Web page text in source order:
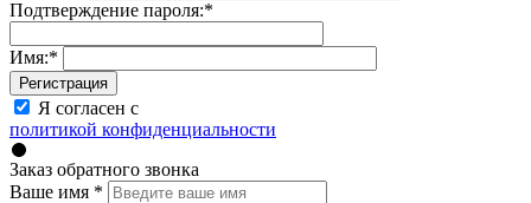
Подтверждение пароля:*
Имя:*
Регистрация
Я согласен с
политикой конфиденциальности
Заказ обратного звонка
Ваше имя *